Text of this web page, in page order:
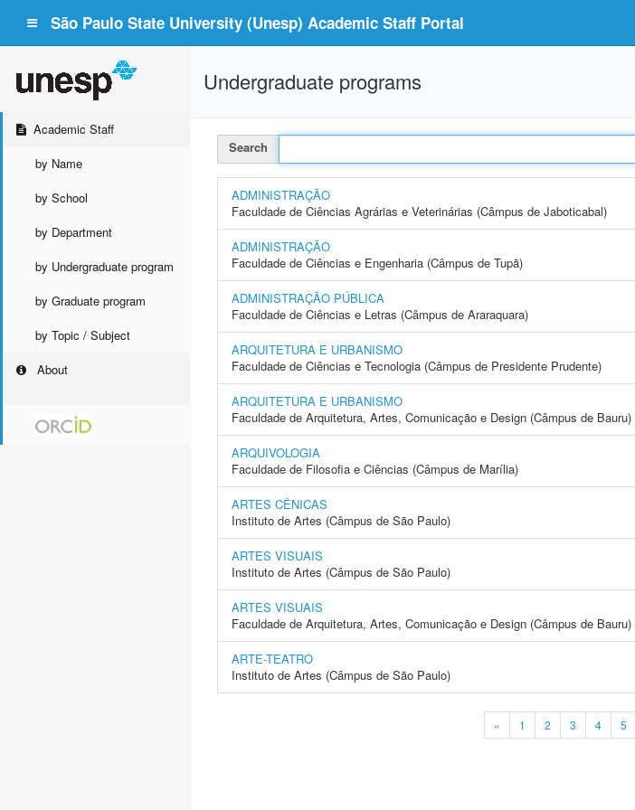
São Paulo State University (Unesp) Academic Staff Portal
Academic Staff
by Name
by School
by Department
by Undergraduate program
by Graduate program
by Topic / Subject
About
Undergraduate programs
Search
ADMINISTRAÇÃO
Faculdade de Ciências Agrárias e Veterinárias (Câmpus de Jaboticabal)
ADMINISTRAÇÃO
Faculdade de Ciências e Engenharia (Câmpus de Tupã)
ADMINISTRAÇÃO PÚBLICA
Faculdade de Ciências e Letras (Câmpus de Araraquara)
ARQUITETURA E URBANISMO
Faculdade de Ciências e Tecnologia (Câmpus de Presidente Prudente)
ARQUITETURA E URBANISMO
Faculdade de Arquitetura, Artes, Comunicação e Design (Câmpus de Bauru)
ARQUIVOLOGIA
Faculdade de Filosofia e Ciências (Câmpus de Marília)
ARTES CÊNICAS
Instituto de Artes (Câmpus de São Paulo)
ARTES VISUAIS
Instituto de Artes (Câmpus de São Paulo)
ARTES VISUAIS
Faculdade de Arquitetura, Artes, Comunicação e Design (Câmpus de Bauru)
ARTE-TEATRO
Instituto de Artes (Câmpus de São Paulo)
« 1 2 3 4 5